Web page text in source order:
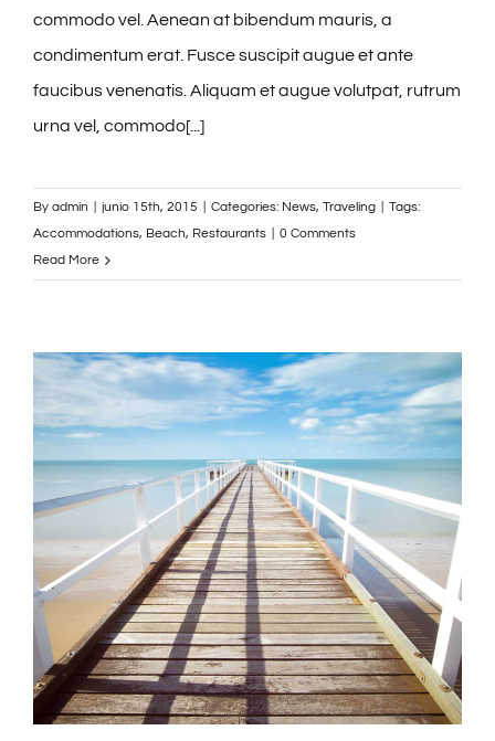
commodo vel. Aenean at bibendum mauris, a
condimentum erat. Fusce suscipit augue et ante
faucibus venenatis. Aliquam et augue volutpat, rutrum
urna vel, commodo[...]
By admin junio 15th, 2015 Categories: News, Traveling
Tags:
Accommodations, Beach, Restaurants
0 Comments
Read More